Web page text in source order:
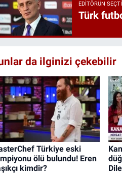
EDITÖRÜN
Türk
da ilginizi çekebilir
Türkiye eski
ölü bulundu! Eren
kimdir?